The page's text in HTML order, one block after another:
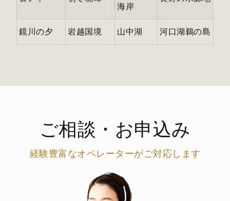
海岸
鏡川の夕 岩越国境 山中湖 河口湖鵜の島
ご相談・お申込み
経験豊富なオペレーターがご対応します